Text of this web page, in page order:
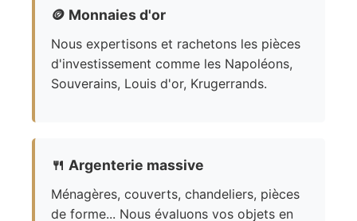
🪙 Monnaies d'or
Nous expertisons et rachetons les pièces
d'investissement comme les Napoléons,
Souverains, Louis d'or, Krugerrands.
🍴 Argenterie massive
Ménagères, couverts, chandeliers, pièces
de forme... Nous évaluons vos objets en